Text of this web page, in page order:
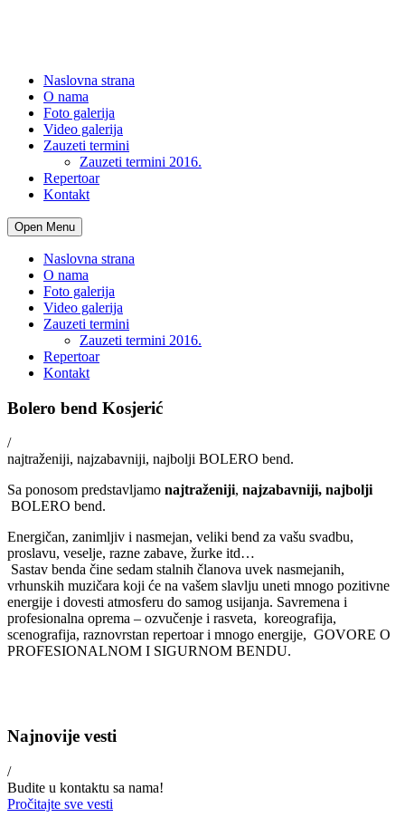
Naslovna strana
O nama
Foto galerija
Video galerija
Zauzeti termini
Zauzeti termini 2016.
Repertoar
Kontakt
Open Menu
Naslovna strana
O nama
Foto galerija
Video galerija
Zauzeti termini
Zauzeti termini 2016.
Repertoar
Kontakt
Bolero bend Kosjerić
/
najtraženiji, najzabavniji, najbolji BOLERO bend.
Sa ponosom predstavljamo najtraženiji, najzabavniji, najbolji
BOLERO bend.
Energičan, zanimljiv i nasmejan, veliki bend za vašu svadbu,
proslavu, veselje, razne zabave, žurke itd…
Sastav benda čine sedam stalnih članova uvek nasmejanih,
vrhunskih muzičara koji će na vašem slavlju uneti mnogo pozitivne
energije i dovesti atmosferu do samog usijanja. Savremena i
profesionalna oprema – ozvučenje i rasveta, koreografija,
scenografija, raznovrstan repertoar i mnogo energije, GOVORE O
PROFESIONALNOM I SIGURNOM BENDU.
Najnovije vesti
/
Budite u kontaktu sa nama!
Pročitajte sve vesti